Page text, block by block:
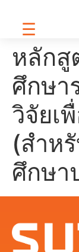
☰
หลักสู
ศึกษา
วิจัยเ
(สำห
ศึกษา